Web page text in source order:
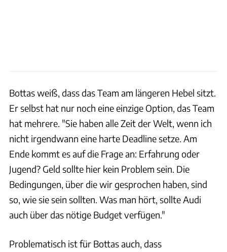
Bottas weiß, dass das Team am längeren Hebel sitzt.
Er selbst hat nur noch eine einzige Option, das Team
hat mehrere. "Sie haben alle Zeit der Welt, wenn ich
nicht irgendwann eine harte Deadline setze. Am
Ende kommt es auf die Frage an: Erfahrung oder
Jugend? Geld sollte hier kein Problem sein. Die
Bedingungen, über die wir gesprochen haben, sind
so, wie sie sein sollten. Was man hört, sollte Audi
auch über das nötige Budget verfügen."
Problematisch ist für Bottas auch, dass